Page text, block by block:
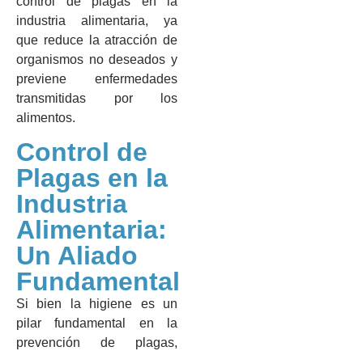
industria alimentaria, ya
que reduce la atracción de
organismos no deseados y
previene enfermedades
transmitidas por los
alimentos.
Control de
Plagas en la
Industria
Alimentaria:
Un Aliado
Fundamental
Si bien la higiene es un
pilar fundamental en la
prevención de plagas,